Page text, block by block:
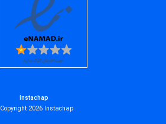
Instachap
Copyright 2026 Instachap©